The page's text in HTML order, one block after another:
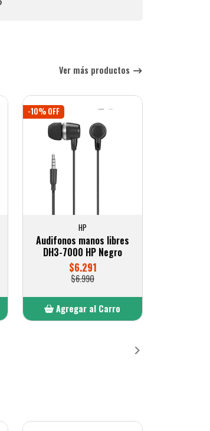
Ver más productos
-10% OFF
HP
Audifonos manos libres
DH3-7000 HP Negro
$6.291
$6.990
Agregar al Carro